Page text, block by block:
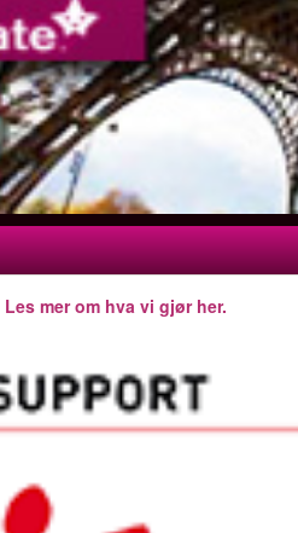
Les mer om hva vi gjør her.